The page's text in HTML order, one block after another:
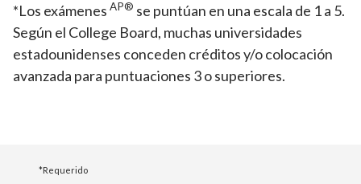
*Los exámenes AP® se puntúan en una escala de 1 a 5.
Según el College Board, muchas universidades
estadounidenses conceden créditos y/o colocación
avanzada para puntuaciones 3 o superiores.
*Requerido